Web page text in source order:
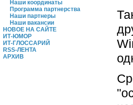
Наши координаты
Программа партнерства
Наши партнеры
Наши вакансии
НОВОЕ НА САЙТЕ
ИТ-ЮМОР
ИТ-ГЛОССАРИЙ
RSS-ЛЕНТА
АРХИВ